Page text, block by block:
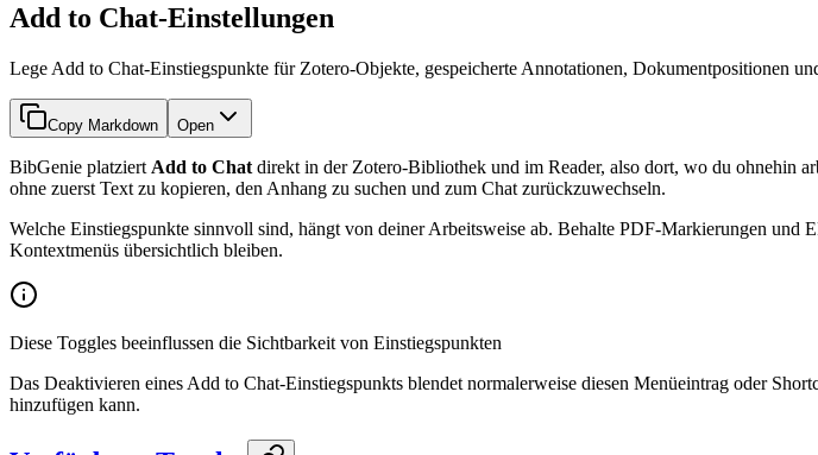
Add to Chat-Einstellungen
Lege Add to Chat-Einstiegspunkte für Zotero-Objekte, gespeicherte Annotationen, Dokumentpositionen
Copy Markdown Open
BibGenie platziert Add to Chat direkt in der Zotero-Bibliothek und im Reader, also dort, wo du ohnehin
ohne zuerst Text zu kopieren, den Anhang zu suchen und zum Chat zurückzuwechseln.
Welche Einstiegspunkte sinnvoll sind, hängt von deiner Arbeitsweise ab. Behalte PDF-Markierungen
Kontextmenüs übersichtlich bleiben.
Diese Toggles beeinflussen die Sichtbarkeit von Einstiegspunkten
Das Deaktivieren eines Add to Chat-Einstiegspunkts blendet normalerweise diesen Menüeintrag oder
hinzufügen kann.